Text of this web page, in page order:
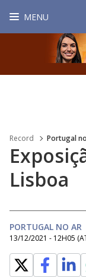
MENU
Record Portugal
Lisboa
PORTUGAL NO AR
13/12/2021 - 12H05